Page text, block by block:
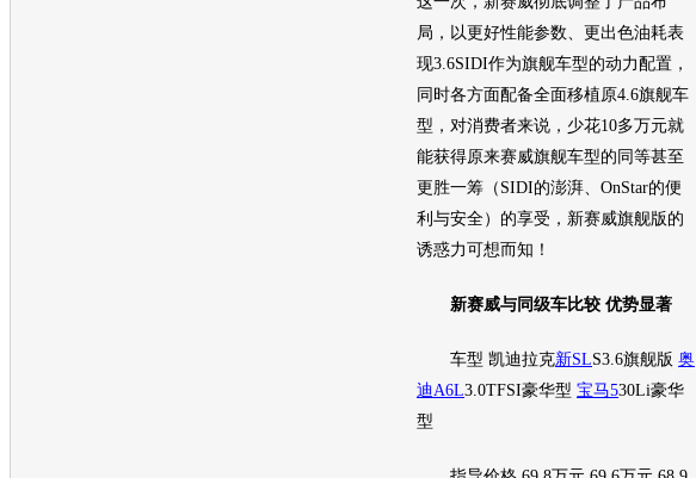
局，以更好性能参数、更出色油耗表
现3.6SIDI作为旗舰车型的动力配置，
同时各方面配备全面移植原4.6旗舰车
型 ，对消费者来说，少花10多万元就
能获得原来赛威旗舰车型的同等甚至
更胜一筹（SIDI的澎湃、OnStar的便
利与安全）的享受，新赛威旗舰版的
诱惑力可想而知！
新赛威与同级车比较 优势显著
车型 凯迪拉克新SLS3.6旗舰版 奥
迪A6L3.0TFSI豪华型 宝马530Li豪华
型